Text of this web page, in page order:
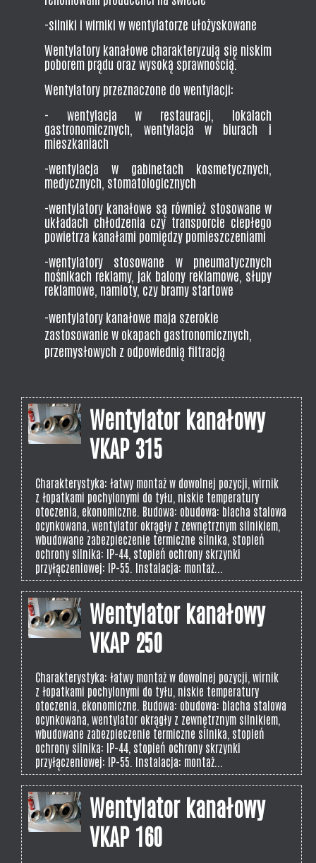
-silniki i wirniki w wentylatorze ułożyskowane
Wentylatory kanałowe charakteryzują się niskim
poborem prądu oraz wysoką sprawnością.
Wentylatory przeznaczone do wentylacji:
- wentylacja w restauracji, lokalach
gastronomicznych, wentylacja w biurach i
mieszkaniach
-wentylacja w gabinetach kosmetycznych,
medycznych, stomatologicznych
-wentylatory kanałowe są również stosowane w
układach chłodzenia czy transporcie ciepłego
powietrza kanałami pomiędzy pomieszczeniami
-wentylatory stosowane w pneumatycznych
nośnikach reklamy, jak balony reklamowe, słupy
reklamowe, namioty, czy bramy startowe
-wentylatory kanałowe maja szerokie
zastosowanie w okapach gastronomicznych,
przemysłowych z odpowiednią filtracją
Wentylator kanałowy
VKAP 315
Charakterystyka: łatwy montaż w dowolnej pozycji, wirnik
z łopatkami pochylonymi do tyłu, niskie temperatury
otoczenia, ekonomiczne. Budowa: obudowa: blacha stalowa
ocynkowana, wentylator okrągły z zewnętrznym silnikiem,
wbudowane zabezpieczenie termiczne silnika, stopień
ochrony silnika: IP-44, stopień ochrony skrzynki
przyłączeniowej: IP-55. Instalacja: montaż...
Wentylator kanałowy
VKAP 250
Charakterystyka: łatwy montaż w dowolnej pozycji, wirnik
z łopatkami pochylonymi do tyłu, niskie temperatury
otoczenia, ekonomiczne. Budowa: obudowa: blacha stalowa
ocynkowana, wentylator okrągły z zewnętrznym silnikiem,
wbudowane zabezpieczenie termiczne silnika, stopień
ochrony silnika: IP-44, stopień ochrony skrzynki
przyłączeniowej: IP-55. Instalacja: montaż...
Wentylator kanałowy
VKAP 160